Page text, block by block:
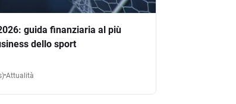
guida finanziaria al più
dello sport
Attualità